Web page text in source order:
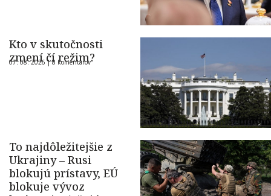
Kto v skutočnosti
zmení čí režim?
07. 08. 2026 |8 komentárov
To najdôležitejšie z
Ukrajiny – Rusi
blokujú prístavy, EÚ
blokuje vývoz